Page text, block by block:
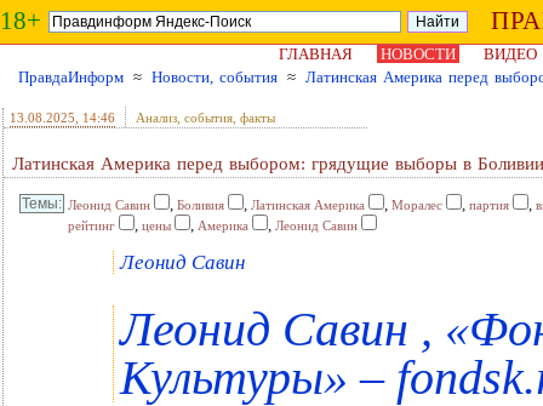
18+
ГЛАВНАЯ НОВОСТИ
ВИДЕО
ПравдаИнформ ≈ Новости, события ≈ Латинская Америка перед
13.08.2025 , 14:46 Анализ, события, факты
Латинская Америка перед выбором: грядущие выборы в Боливии
Леонид Савин , Боливия , Латинская Америка , Моралес , партия ,
рейтинг
, цены , Америка , Леонид Савин
Леонид Савин
Леонид Савин ,
Культуры» –